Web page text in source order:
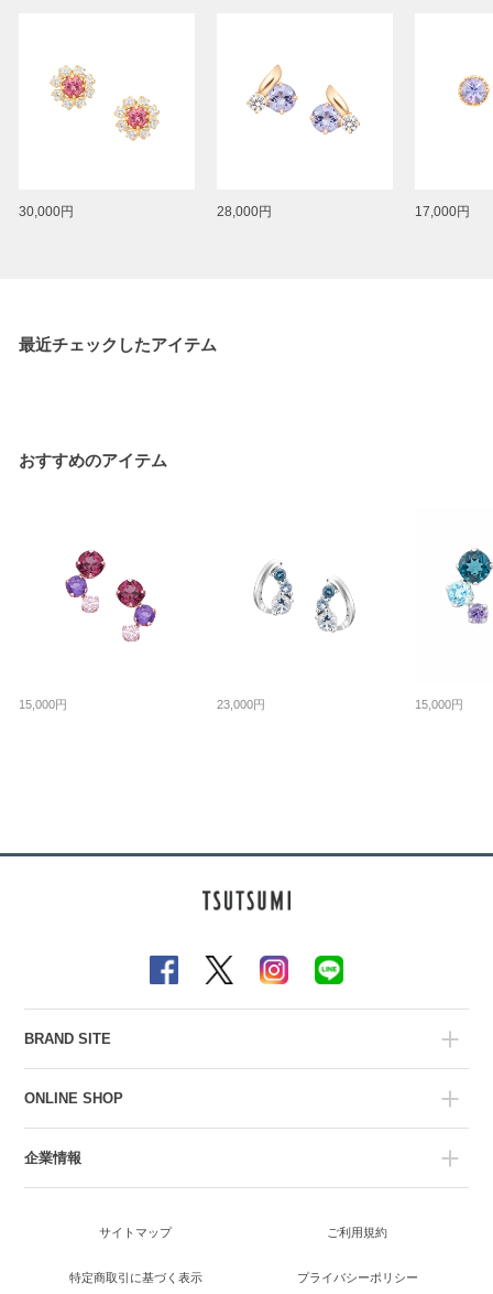
30,000円 28,000円 17,000円
最近チェックしたアイテム
おすすめのアイテム
15,000円 23,000円 15,000円
BRAND SITE
ONLINE SHOP
企業情報
サイトマップ ご利用規約
特定商取引に基づく表示 プライバシーポリシー